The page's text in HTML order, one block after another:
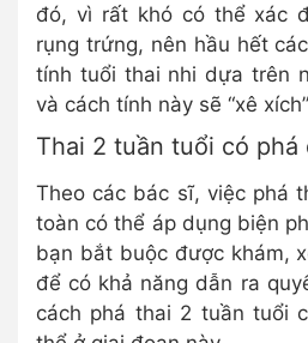
đó, vì rất khó có thể xác
rụng trứng, nên hầu hết
tính tuổi thai nhi dựa trên
và cách tính này sẽ “xê
Thai 2 tuần tuổi có phá
Theo các bác sĩ, việc phá
toàn có thể áp dụng biện
bạn bắt buộc được khám,
để có khả năng dẫn ra
cách phá thai 2 tuần tuổi